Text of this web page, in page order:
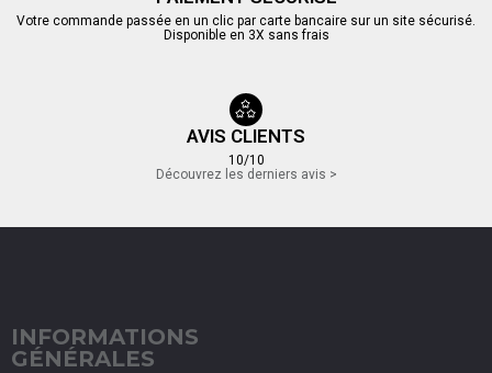
Votre commande passée en un clic par carte bancaire sur un site sécurisé.
Disponible en 3X sans frais
AVIS CLIENTS
10/10
Découvrez les derniers avis >
INFORMATIONS
GÉNÉRALES